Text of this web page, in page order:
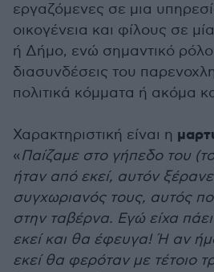
εργαζόμενες σε μια
οικογένεια και φίλους σε
ή Δήμο, ενώ σημαντικό ρόλο
διασυνδέσεις του
πολιτικά κόμματα ή ακόμα
Χαρακτηριστική είναι η
«Παίζαμε στο γήπεδο του
ήταν από εκεί, αυτόν
συγχωριανός τους, αυτός
στην ταβέρνα. Εγώ είχα
εκεί και θα έφευγα! Ή αν
εκεί θα φερόταν με τέτοιο